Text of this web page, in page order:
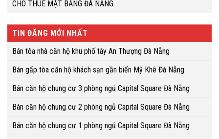
CHO THUÊ MẶT BẰNG ĐÀ NẴNG
TIN ĐĂNG MỚI NHẤT
Bán tòa nhà căn hộ khu phố tây An Thượng Đà Nẵng
Bán gấp tòa căn hộ khách sạn gần biển Mỹ Khê Đà Nẵng
Bán căn hộ chung cư 3 phòng ngủ Capital Square Đà Nẵng
Bán căn hộ chung cư 2 phòng ngủ Capital Square Đà Nẵng
Bán căn hộ chung cư 1 phòng ngủ Capital Square Đà Nẵng